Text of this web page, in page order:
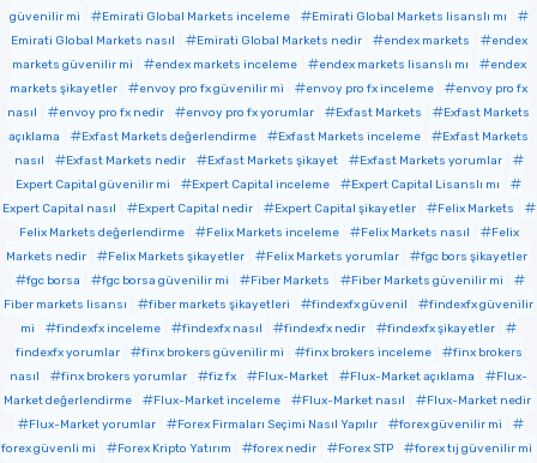
güvenilir mi Emirati Global Markets inceleme
Emirati Global Markets lisanslı mı
Emirati Global Markets nasıl
Emirati Global Markets nedir endex markets
endex
markets güvenilir mi
endex markets inceleme endex markets lisanslı mı
endex
markets şikayetler
envoy pro fx güvenilir mi envoy pro fx inceleme
envoy pro fx
nasıl
envoy pro fx nedir envoy pro fx yorumlar Exfast Markets
Exfast Markets
açıklama
Exfast Markets değerlendirme Exfast Markets inceleme
Exfast Markets
nasıl
Exfast Markets nedir Exfast Markets şikayet
Exfast Markets yorumlar
Expert Capital güvenilir mi
Expert Capital inceleme
Expert Capital Lisanslı mı
Expert Capital nasıl
Expert Capital nedir Expert Capital şikayetler
Felix Markets
Felix Markets değerlendirme
Felix Markets inceleme Felix Markets nasıl
Felix
Markets nedir
Felix Markets şikayetler Felix Markets yorumlar
fgc bors şikayetler
fgc borsa
fgc borsa güvenilir mi Fiber Markets
Fiber Markets güvenilir mi
Fiber markets lisansı
fiber markets şikayetleri findexfx güvenil
findexfx güvenilir
mi
findexfx inceleme findexfx nasıl findexfx nedir
findexfx şikayetler
findexfx yorumlar
finx brokers güvenilir mi finx brokers inceleme
finx brokers
nasıl
finx brokers yorumlar fiz fx Flux-Market Flux-Market açıklama
Flux-
Market değerlendirme
Flux-Market inceleme Flux-Market nasıl
Flux-Market nedir
Flux-Market yorumlar
Forex Firmaları Seçimi Nasıl Yapılır
forex güvenilir mi
forex güvenli mi
Forex Kripto Yatırım forex nedir Forex STP
forex tıj güvenilir mi